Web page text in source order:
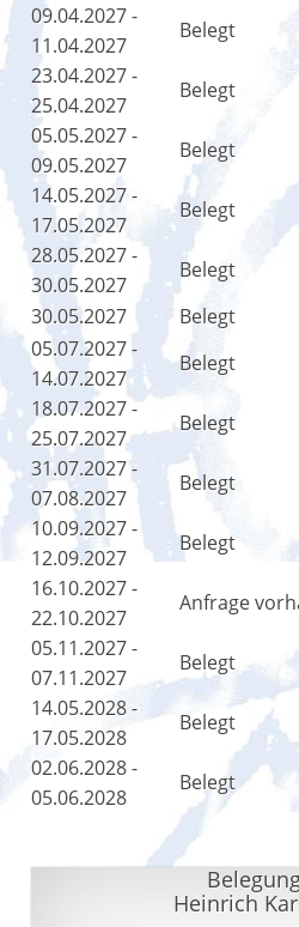
09.04.2027 -
11.04.2027
Belegt
23.04.2027 -
25.04.2027
Belegt
05.05.2027 -
09.05.2027
Belegt
14.05.2027 -
17.05.2027
Belegt
28.05.2027 -
30.05.2027
Belegt
30.05.2027
Belegt
05.07.2027 -
14.07.2027
Belegt
18.07.2027 -
25.07.2027
Belegt
31.07.2027 -
07.08.2027
Belegt
10.09.2027 -
12.09.2027
Belegt
16.10.2027 -
22.10.2027
Anfrage
05.11.2027 -
07.11.2027
Belegt
14.05.2028 -
17.05.2028
Belegt
02.06.2028 -
05.06.2028
Belegt
Heinrich